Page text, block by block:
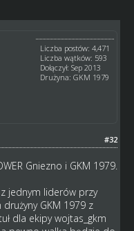
Liczba postów: 4,471
Liczba wątków: 593
Dołączył: Sep 2013
Drużyna: GKM 1979
#32
Gniezno i GKM 1979.
jednym liderów przy
GKM 1979 z
dla ekipy wojtas_gkm